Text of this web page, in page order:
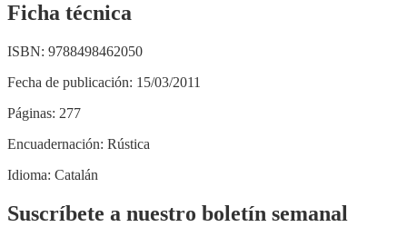
Ficha técnica
ISBN: 9788498462050
Fecha de publicación: 15/03/2011
Páginas: 277
Encuadernación: Rústica
Idioma: Catalán
Suscríbete a nuestro boletín semanal